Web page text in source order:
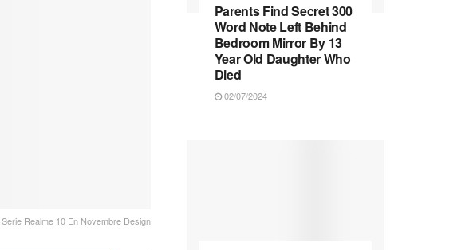
Realme 10 En Novembre Design
Parents Find Secret 300
Word Note Left Behind
Bedroom Mirror By 13
Year Old Daughter Who
Died
02/07/2024